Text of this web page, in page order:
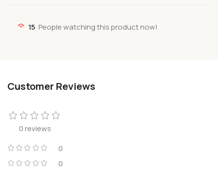
15 People watching this product now!
Customer Reviews
0 reviews
0
0